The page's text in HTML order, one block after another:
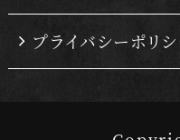
プライバシーポリ